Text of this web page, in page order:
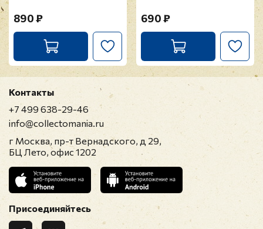
890 ₽ 690 ₽
Контакты
+7 499 638-29-46
info@collectomania.ru
г Москва, пр-т Вернадского, д 29,
БЦ Лето, офис 1202
Присоединяйтесь